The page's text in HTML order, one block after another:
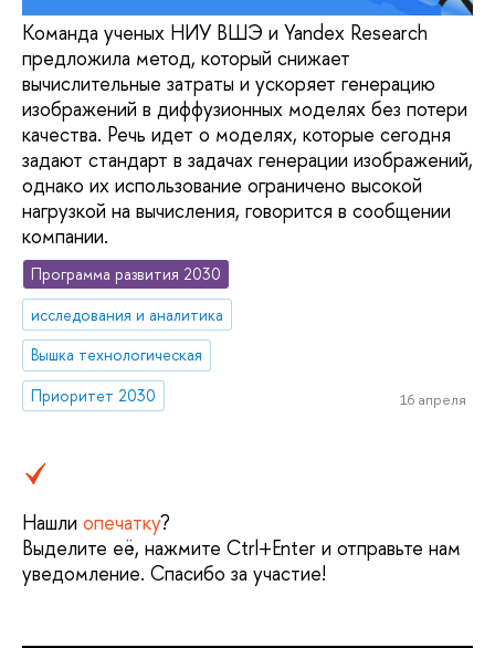
Команда ученых НИУ ВШЭ и Yandex Research
предложила метод, который снижает
вычислительные затраты и ускоряет генерацию
изображений в диффузионных моделях без потери
качества. Речь идет о моделях, которые сегодня
задают стандарт в задачах генерации изображений,
однако их использование ограничено высокой
нагрузкой на вычисления, говорится в сообщении
компании.
Программа развития 2030
исследования и аналитика
Вышка технологическая
Приоритет 2030
16 апреля
Нашли опечатку?
Выделите её, нажмите Ctrl+Enter и отправьте нам
уведомление. Спасибо за участие!